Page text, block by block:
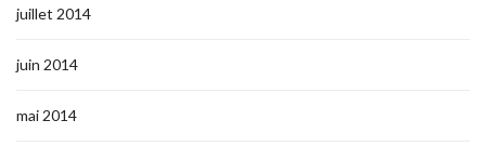
juillet 2014
juin 2014
mai 2014